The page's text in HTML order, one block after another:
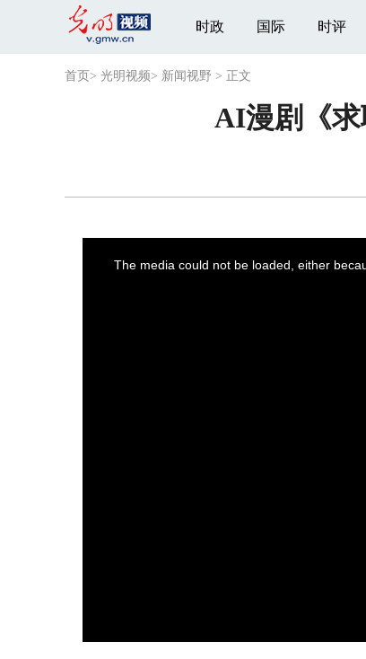
时政 国际 时评
首页 > 光明视频> 新闻视野 > 正文
AI漫剧《
The media could not be loaded, either